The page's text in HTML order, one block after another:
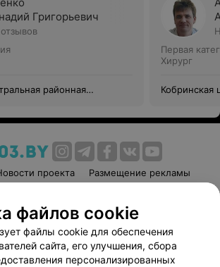
Григорьевич
районная
Первая
Хирург
Кобринская
проекта
Размещение рекламы
соглашение
Способы оплаты
Вакансии
Партнеры
руководителю 103.by
файлов cookie
файлы cookie для обеспечения
сайта, его улучшения, сбора
персонализированных